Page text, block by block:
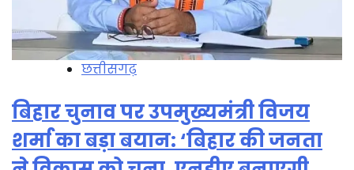
छत्तीसगढ़
बिहार चुनाव पर उपमुख्यमंत्री विजय
शर्मा का बड़ा बयान: ‘बिहार की जनता